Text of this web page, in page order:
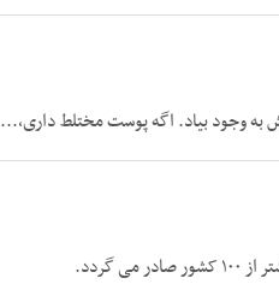
به وجود بیاد. اگه پوست مختلط داری،...